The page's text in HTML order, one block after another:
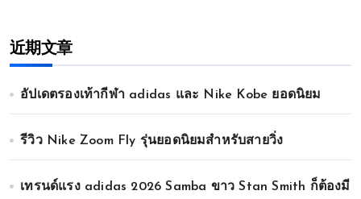
近期文章
อัปเดตรองเท้ากีฬา adidas และ Nike Kobe ยอดนิยม
รีวิว Nike Zoom Fly รุ่นยอดนิยมสำหรับสายวิ่ง
เทรนด์แรง adidas 2026 Samba ขาว Stan Smith ก็ต้องมี